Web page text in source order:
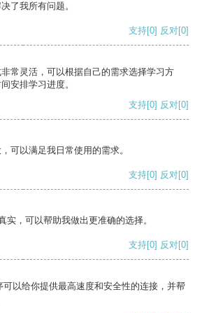
了我所有问题。
支持[0] 反对[0]
常灵活，可以根据自己的需求选择学习方
安排学习进度。
支持[0] 反对[0]
可以满足我日常使用的需求。
支持[0] 反对[0]
实，可以帮助我做出更准确的选择。
支持[0] 反对[0]
以给你提供最高速度和安全性的连接，并帮